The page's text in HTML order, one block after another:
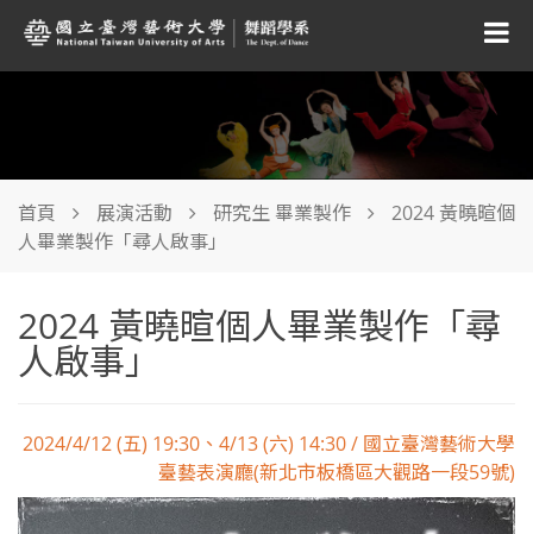
首頁 展演活動 研究生 畢業製作
2024 黃曉暄個
人畢業製作「尋人啟事」
2024 黃曉暄個人畢業製作「尋
人啟事」
2024/4/12 (五) 19:30、4/13 (六) 14:30 / 國立臺灣藝術大學
臺藝表演廳(新北市板橋區大觀路一段59號)